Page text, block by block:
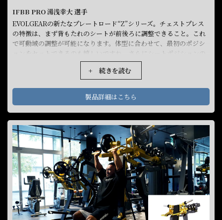
IFBB PRO 湯浅幸大 選手
EVOLGEARの新たなプレートロード“Z”シリーズ。チェストプレス
の特徴は、まず背もたれのシートが前後ろに調整できること。これ
で可動域の調整が可能になります。体型に合わせて、最初のポジシ
ョンをセットできるのも嬉しいですね。さらにシートポジションの
調整も可能。高さを合わせることで狙いたい部位、効きやすいポジ
ションにセットが可能です。またアシストがついてますので、最初
のスタートポジションが非常にやりやすくなっています。非常に負
荷が抜けにくく、常に胸にテンションがかかっていく軌道になって
いて、本当に大胸筋にダイレクトに入ってくる。非常に使いやすい
マシンです。
+ 続きを読む
製品詳細はこちら